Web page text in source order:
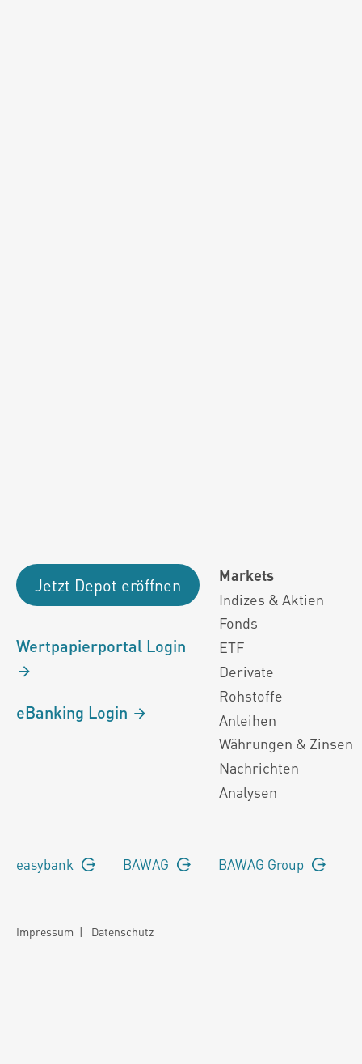
Jetzt Depot eröffnen
Wertpapierportal Login
eBanking Login
Markets
Indizes & Aktien
Fonds
ETF
Derivate
Rohstoffe
Anleihen
Währungen & Zinsen
Nachrichten
Analysen
easybank BAWAG BAWAG Group
Impressum | Datenschutz